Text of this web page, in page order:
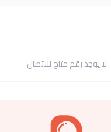
لا يوجد رقم متاح للاتصال